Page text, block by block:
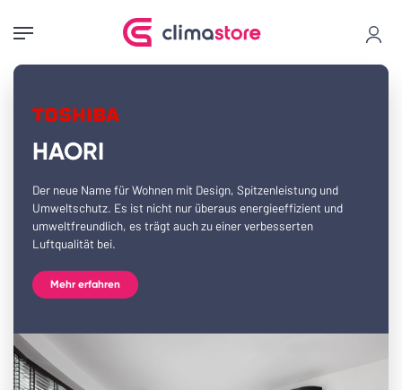
Großhandel
für
Klima-
Wärmepumpen
HAORI
Der neue Name für Wohnen mit Design, Spitzenleistung und
Umweltschutz. Es ist nicht nur überaus energieeffizient und
umweltfreundlich, es trägt auch zu einer verbesserten
Luftqualität bei.
Mehr erfahren